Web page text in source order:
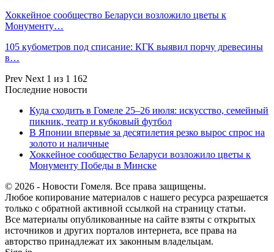
Хоккейное сообщество Беларуси возложило цветы к
Монументу…
105 кубометров под списание: КГК выявил порчу древесины
в…
Prev Next 1 из 1 162
Последние новости
Куда сходить в Гомеле 25–26 июля: искусство, семейный
пикник, театр и кубковый футбол
В Японии впервые за десятилетия резко вырос спрос на
золото и наличные
Хоккейное сообщество Беларуси возложило цветы к
Монументу Победы в Минске
© 2026 - Новости Гомеля. Все права защищены.
Любое копирование материалов с нашего ресурса разрешается
только с обратной активной ссылкой на страницу статьи.
Все материалы опубликованные на сайте взяты с открытых
источников и других порталов интернета, все права на
авторство принадлежат их законным владельцам.